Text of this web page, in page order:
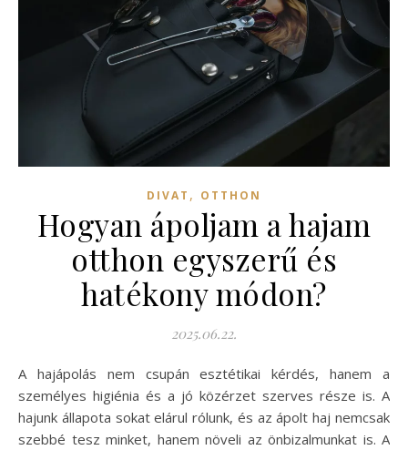
DIVAT , OTTHON
Hogyan ápoljam a hajam
otthon egyszerű és
hatékony módon?
2025.06.22.
A hajápolás nem csupán esztétikai kérdés, hanem a
személyes higiénia és a jó közérzet szerves része is. A
hajunk állapota sokat elárul rólunk, és az ápolt haj nemcsak
szebbé tesz minket, hanem növeli az önbizalmunkat is. A